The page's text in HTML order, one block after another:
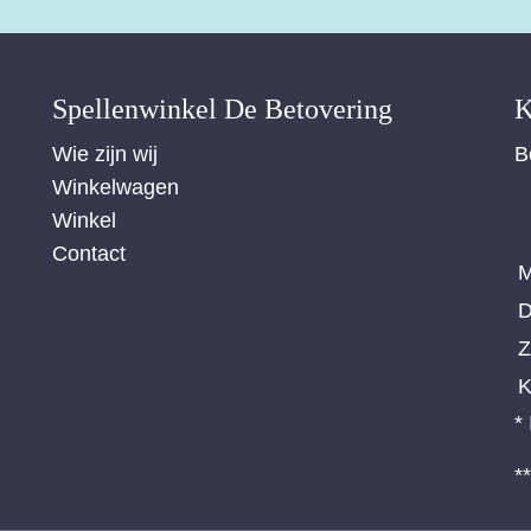
Spellenwinkel De Betover​ing
Wie zijn wij
Winkelwagen
Winkel
Contact
*